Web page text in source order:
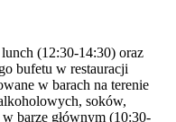
(12:30-14:30) oraz
bufetu w restauracji
w barach na terenie
soków,
barze głównym (10:30-